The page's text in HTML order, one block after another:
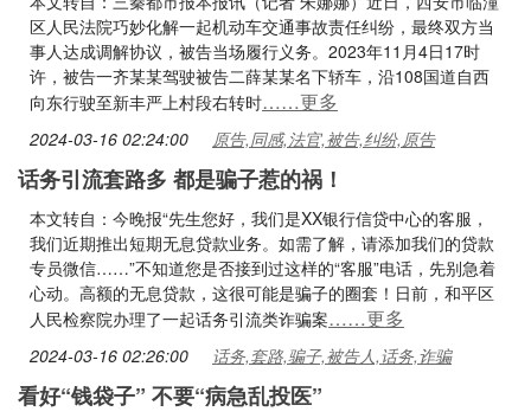
区人民法院巧妙化解一起机动车交通事故责任纠纷，最终双方当
事人达成调解协议，被告当场履行义务。2023年11月4日17时
许，被告一齐某某驾驶被告二薛某某名下轿车，沿108国道自西
向东行驶至新丰严上村段右转时……更多
2024-03-16 02:24:00 原告,同感,法官,被告,纠纷,原告
话务引流套路多 都是骗子惹的祸！
本文转自：今晚报“先生您好，我们是XX银行信贷中心的客服，
我们近期推出短期无息贷款业务。如需了解，请添加我们的贷款
专员微信……”不知道您是否接到过这样的“客服”电话，先别急着
心动。高额的无息贷款，这很可能是骗子的圈套！日前，和平区
人民检察院办理了一起话务引流类诈骗案……更多
2024-03-16 02:26:00 话务,套路,骗子,被告人,话务,诈骗
看好“钱袋子” 不要“病急乱投医”